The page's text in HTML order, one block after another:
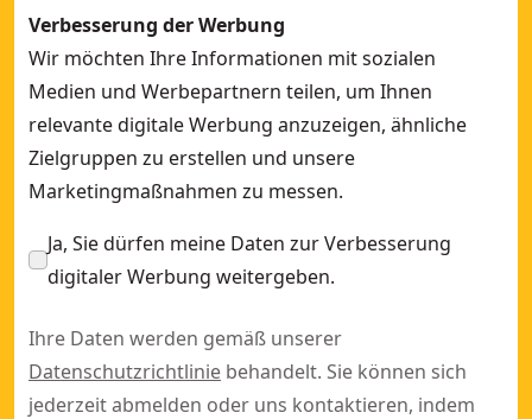
Verbesserung der Werbung
Wir möchten Ihre Informationen mit sozialen
Medien und Werbepartnern teilen, um Ihnen
relevante digitale Werbung anzuzeigen, ähnliche
Zielgruppen zu erstellen und unsere
Marketingmaßnahmen zu messen.
Ja, Sie dürfen meine Daten zur Verbesserung
digitaler Werbung weitergeben.
Ihre Daten werden gemäß unserer
Datenschutzrichtlinie behandelt. Sie können sich
jederzeit abmelden oder uns kontaktieren, indem